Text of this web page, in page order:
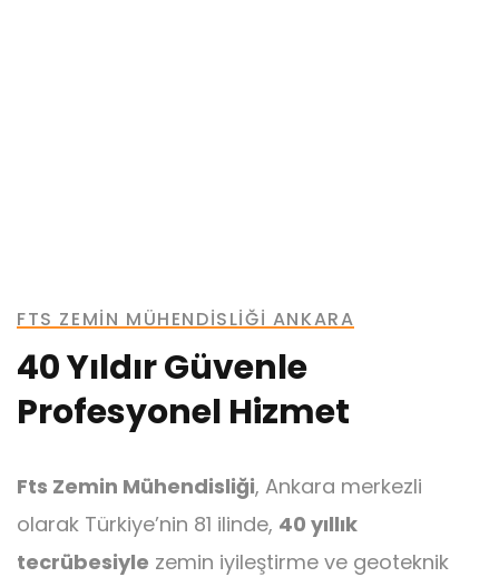
Fore Kazık
Ankraj
FTS ZEMIN MÜHENDISLIĞI ANKARA
40 Yıldır Güvenle
Profesyonel Hizmet
Fts Zemin Mühendisliği, Ankara merkezli
olarak Türkiye’nin 81 ilinde, 40 yıllık
tecrübesiyle zemin iyileştirme ve geoteknik